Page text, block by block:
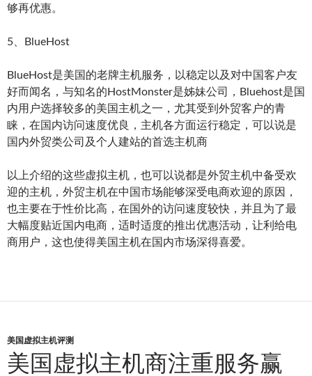
够再优惠。
5、BlueHost
BlueHost是美国的老牌主机服务，以稳定以及对中国客户友
好而闻名，与知名的HostMonster是姊妹公司，Bluehost是国
内用户选择较多的美国主机之一，尤其受到外贸客户的青
睐，在国内访问速度优良，主机各方面运行稳定，可以说是
国内外贸类公司及个人建站的首选主机商
以上介绍的这些虚拟主机，也可以说都是外贸主机中备受欢
迎的主机，外贸主机在中国市场能够深受电商欢迎的原因，
也主要在于性价比高，在国外的访问速度较快，并且为了最
大幅度贴近国内电商，适时适度的推出优惠活动，让利给电
商用户，这也使得美国主机在国内市场深得喜爱。
美国虚拟主机评测
美国虚拟主机商注重服务赢